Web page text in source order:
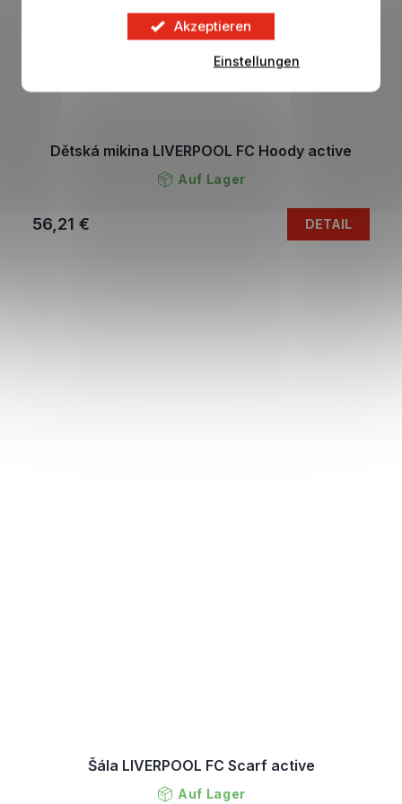
Akzeptieren
Einstellungen
Dětská mikina LIVERPOOL FC Hoody active
Auf Lager
56,21 € DETAIL
Šála LIVERPOOL FC Scarf active
Auf Lager